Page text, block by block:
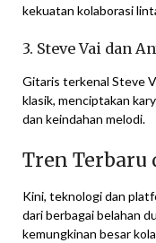
kekuatan kolaborasi
3. Steve Vai dan
Gitaris terkenal Steve
klasik, menciptakan
dan keindahan melodi.
Tren Terbaru
Kini, teknologi dan
dari berbagai belahan
kemungkinan besar